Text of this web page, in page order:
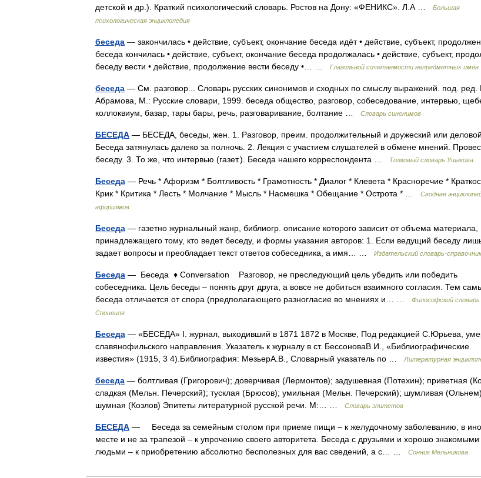
детской и др.). Краткий психологический словарь. Ростов на Дону: «ФЕНИКС». Л.А …
Большая
психологическая энциклопедия
беседа — закончилась • действие, субъект, окончание беседа идёт • действие, субъект,
беседа кончилась • действие, субъект, окончание беседа продолжалась • действие, субъект,
беседу вести • действие, продолжение вести беседу •… …
Глагольной сочетаемости непредметных имён
беседа — См. разговор... Словарь русских синонимов и сходных по смыслу выражений. под. ред.
Абрамова, М.: Русские словари, 1999. беседа общество, разговор, собеседование, интервью,
коллоквиум, базар, тары бары, речь, разговаривание, болтание …
Словарь синонимов
БЕСЕДА — БЕСЕДА, беседы, жен. 1. Разговор, преим. продолжительный и дружеский или деловой.
Беседа затянулась далеко за полночь. 2. Лекция с участием слушателей в обмене мнений.
беседу. 3. То же, что интервью (газет.). Беседа нашего корреспондента …
Толковый словарь Ушакова
Беседа — Речь * Афоризм * Болтливость * Грамотность * Диалог * Клевета * Красноречие *
Крик * Критика * Лесть * Молчание * Мысль * Насмешка * Обещание * Острота * …
Сводная
афоризмов
Беседа — газетно журнальный жанр, библиогр. описание которого зависит от объема материала,
принадлежащего тому, кто ведет беседу, и формы указания авторов: 1. Если ведущий беседу
задает вопросы и преобладает текст ответов собеседника, а имя… …
Издательский словарь-справочник
Беседа — Беседа ♦ Conversation Разговор, не преследующий цель убедить или победить
собеседника. Цель беседы – понять друг друга, а вовсе не добиться взаимного согласия. Тем
беседа отличается от спора (предполагающего разногласие во мнениях и… …
Философский словарь
Спонвиля
Беседа — «БЕСЕДА» I. журнал, выходивший в 1871 1872 в Москве, Под редакцией С.Юрьева,
славянофильского направления. Указатель к журналу в ст. БессоноваВ.И., «Библиографические
известия» (1915, 3 4).Библиография: МезьерА.В., Словарный указатель по …
Литературная
беседа — болтливая (Григорович); доверчивая (Лермонтов); задушевная (Потехин); приветная
сладкая (Мельн. Печерский); тусклая (Брюсов); умильная (Мельн. Печерский); шумливая
шумная (Козлов) Эпитеты литературной русской речи. М:… …
Словарь эпитетов
БЕСЕДА — Беседа за семейным столом при приеме пищи – к желудочному заболеванию, в
месте и не за трапезой – к упрочению своего авторитета. Беседа с друзьями и хорошо знакомыми
людьми – к приобретению абсолютно бесполезных для вас сведений, а с… …
Сонник Мельникова